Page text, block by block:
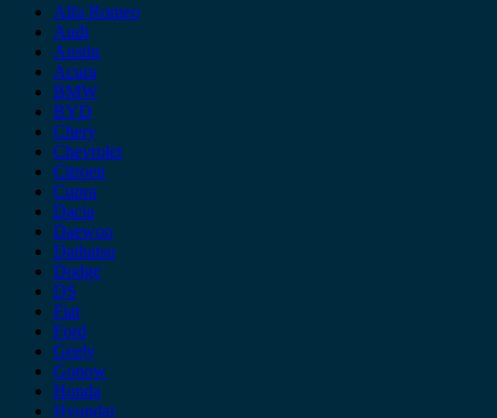
Alfa Romeo
Audi
Austin
Acura
BMW
BYD
Chery
Chevrolet
Citroen
Cupra
Dacia
Daewoo
Daihatsu
Dodge
DS
Fiat
Ford
Geely
Gonow
Honda
Hyundai